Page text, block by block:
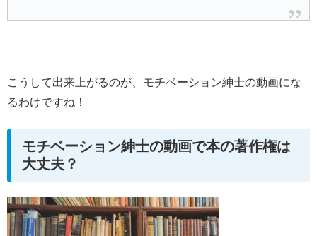
こうして出来上がるのが、モチベーション紳士の動画にな
るわけですね！
モチベーション紳士の動画で本の著作権は
大丈夫？